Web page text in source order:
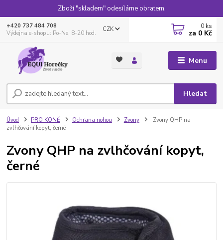
Zboží "skladem" odesíláme obratem.
Menu
CZK
Hledat
+420 737 484 708
Výdejna e-shopu: Po-Ne, 8-20 hod.
0 ks
za 0 Kč
Úvod PRO KONĚ Ochrana nohou Zvony
Zvony QHP na
zvlhčování kopyt, černé
Zvony QHP na zvlhčování kopyt,
černé